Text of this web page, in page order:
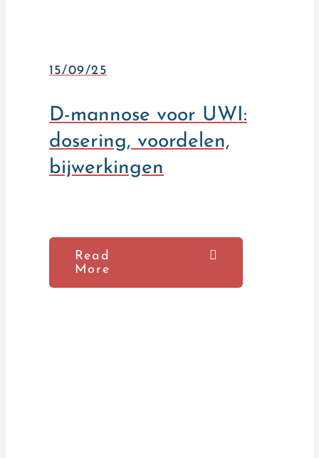
15/09/25
D-mannose voor UWI:
dosering, voordelen,
bijwerkingen
Read
More